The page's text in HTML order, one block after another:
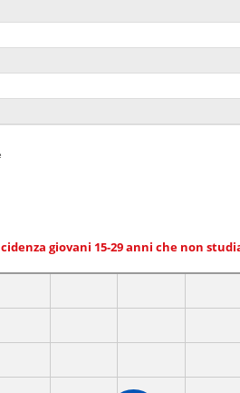
giovani 15-29 anni che non